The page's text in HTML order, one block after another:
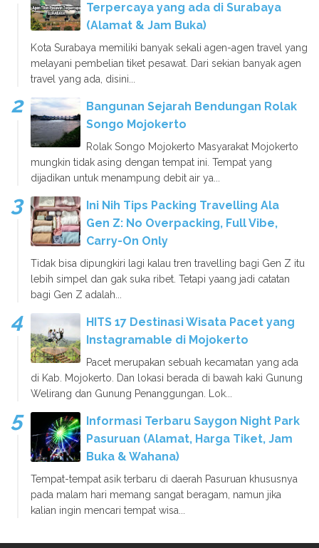
Terpercaya yang ada di Surabaya
(Alamat & Jam Buka)
Kota Surabaya memiliki banyak sekali agen-agen travel yang
melayani pembelian tiket pesawat. Dari sekian banyak agen
travel yang ada, disini...
Bangunan Sejarah Bendungan Rolak
Songo Mojokerto
Rolak Songo Mojokerto Masyarakat Mojokerto
mungkin tidak asing dengan tempat ini. Tempat yang
dijadikan untuk menampung debit air ya...
Ini Nih Tips Packing Travelling Ala
Gen Z: No Overpacking, Full Vibe,
Carry-On Only
Tidak bisa dipungkiri lagi kalau tren travelling bagi Gen Z itu
lebih simpel dan gak suka ribet. Tetapi yaang jadi catatan
bagi Gen Z adalah...
HITS 17 Destinasi Wisata Pacet yang
Instagramable di Mojokerto
Pacet merupakan sebuah kecamatan yang ada
di Kab. Mojokerto. Dan lokasi berada di bawah kaki Gunung
Welirang dan Gunung Penanggungan. Lok...
Informasi Terbaru Saygon Night Park
Pasuruan (Alamat, Harga Tiket, Jam
Buka & Wahana)
Tempat-tempat asik terbaru di daerah Pasuruan khususnya
pada malam hari memang sangat beragam, namun jika
kalian ingin mencari tempat wisa...